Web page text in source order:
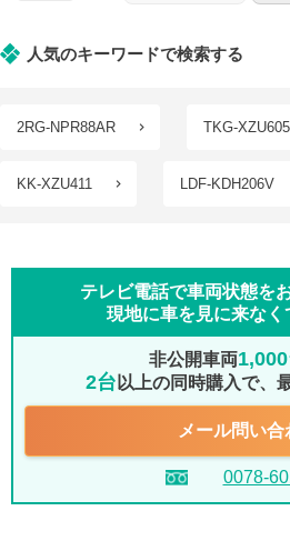
人気のキーワードで検索する
2RG-NPR88AR TKG-XZU605
KK-XZU411 LDF-KDH206V
テレビ電話で車両状態を
現地に車を見に来なく
非公開車両
2台 以上の同時購入で、
メール問い合
0078-